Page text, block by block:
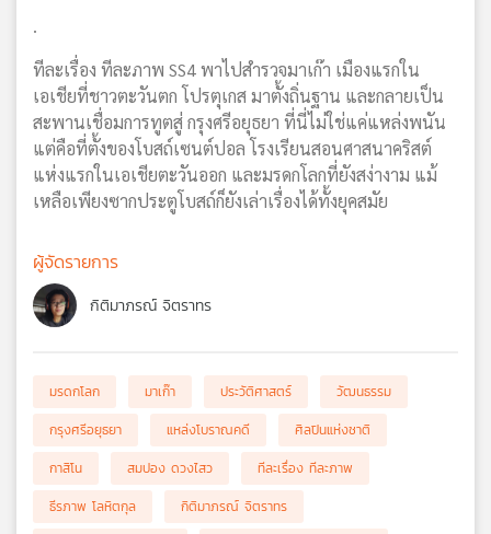
.
ทีละเรื่อง ทีละภาพ SS4 พาไปสำรวจมาเก๊า เมืองแรกใน
เอเชียที่ชาวตะวันตก โปรตุเกส มาตั้งถิ่นฐาน และกลายเป็น
สะพานเชื่อมการทูตสู่ กรุงศรีอยุธยา ที่นี่ไม่ใช่แค่แหล่งพนัน
แต่คือที่ตั้งของโบสถ์เซนต์ปอล โรงเรียนสอนศาสนาคริสต์
แห่งแรกในเอเชียตะวันออก และมรดกโลกที่ยังสง่างาม แม้
เหลือเพียงซากประตูโบสถ์ก็ยังเล่าเรื่องได้ทั้งยุคสมัย
ผู้จัดรายการ
กิติมาภรณ์ จิตราทร
มรดกโลก มาเก๊า ประวัติศาสตร์
วัฒนธรรม
กรุงศรีอยุธยา
แหล่งโบราณคดี
ศิลปินแห่งชาติ
กาสิโน
สมปอง ดวงไสว
ทีละเรื่อง ทีละภาพ
ธีรภาพ โลหิตกุล
กิติมาภรณ์ จิตราทร